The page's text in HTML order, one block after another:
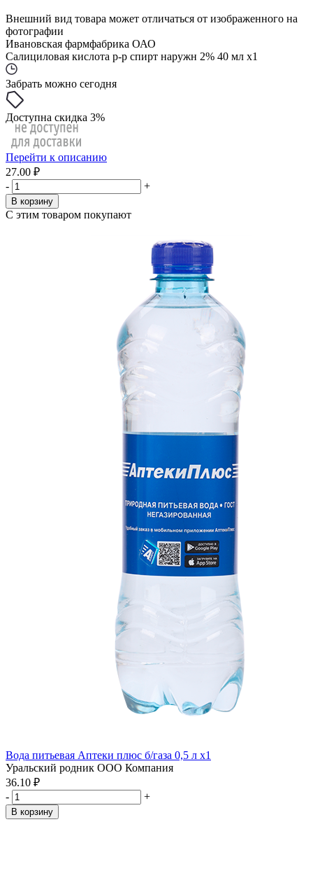
Внешний вид товара может отличаться от изображенного на
фотографии
Ивановская фармфабрика ОАО
Салициловая кислота р-р спирт наружн 2% 40 мл x1
Забрать можно сегодня
Доступна скидка 3%
Перейти к описанию
27.00 ₽
-
+
В корзину
С этим товаром покупают
Вода питьевая Аптеки плюс б/газа 0,5 л x1
Уральский родник ООО Компания
36.10 ₽
-
+
В корзину